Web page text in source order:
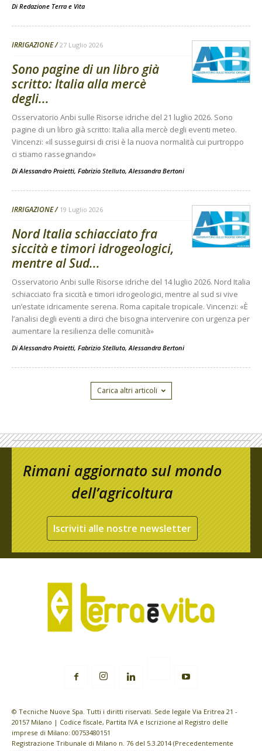
Di Redazione Terra e Vita
IRRIGAZIONE 27 Luglio 2026
Sono pagine di un libro già
scritto: Italia alla mercè
degli...
Osservatorio Anbi sulle Risorse idriche del 21 luglio 2026. Sono
pagine di un libro già scritto: Italia alla mercè degli eventi meteo.
Vincenzi: «Il susseguirsi di crisi è la nuova normalità cui purtroppo
ci stiamo rassegnando»
Di Alessandro Proietti, Fabrizio Stelluto, Alessandra Bertoni
IRRIGAZIONE 19 Luglio 2026
Nord Italia schiacciato fra
siccità e timori idrogeologici,
mentre al Sud...
Osservatorio Anbi sulle Risorse idriche del 14 luglio 2026. Nord Italia
schiacciato fra siccità e timori idrogeologici, mentre al sud si vive
un’estate idricamente serena. Roma capitale tropicale. Vincenzi: «È
l’analisi degli eventi a dirci che bisogna intervenire con urgenza per
aumentare la resilienza delle comunità»
Di Alessandro Proietti, Fabrizio Stelluto, Alessandra Bertoni
Carica altri articoli
Rimani aggiornato sul mondo
dell’agricoltura
Iscriviti alle nostre newsletter
© Tecniche Nuove Spa. Tutti i diritti riservati. Sede legale Via Eritrea 21 -
20157 Milano | Codice fiscale, Partita IVA e Iscrizione al Registro delle
imprese di Milano: 00753480151
Registrazione Tribunale di Milano n. 76 del 5.3.2014 (Precedentemente